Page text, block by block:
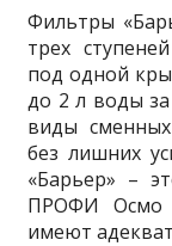
Фильтры
трех
под одной
до 2 л воды
виды сменных
без лишних
«Барьер» –
ПРОФИ Осмо
имеют